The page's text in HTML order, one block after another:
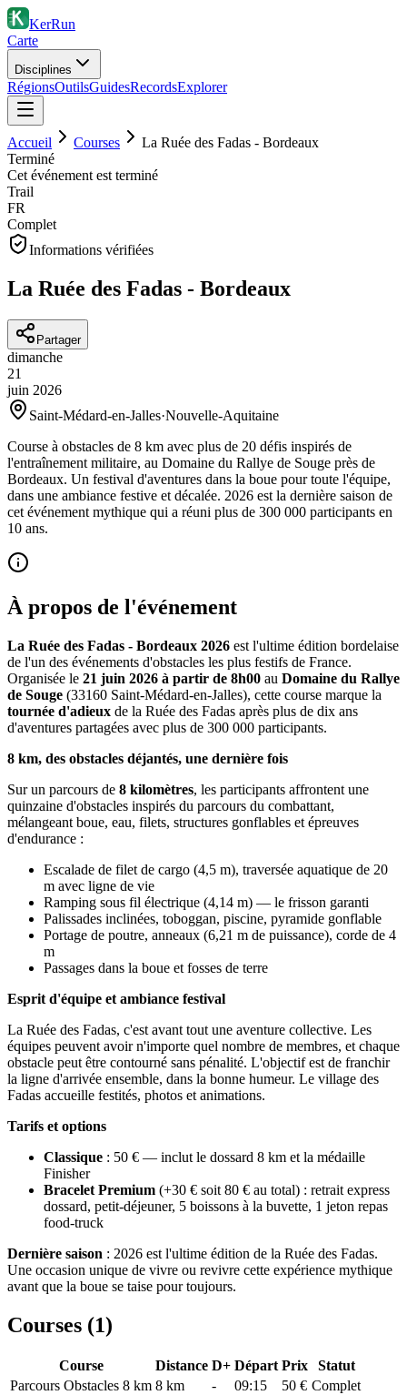
KerRun
Carte
Disciplines
RégionsOutilsGuidesRecordsExplorer
Accueil Courses
La Ruée des Fadas - Bordeaux
Terminé
Cet événement est terminé
Trail
FR
Complet
Informations vérifiées
La Ruée des Fadas - Bordeaux
Partager
dimanche
21
juin 2026
Saint-Médard-en-Jalles·Nouvelle-Aquitaine
Course à obstacles de 8 km avec plus de 20 défis inspirés de
l'entraînement militaire, au Domaine du Rallye de Souge près de
Bordeaux. Un festival d'aventures dans la boue pour toute l'équipe,
dans une ambiance festive et décalée. 2026 est la dernière saison de
cet événement mythique qui a réuni plus de 300 000 participants en
10 ans.
À propos de l'événement
La Ruée des Fadas - Bordeaux 2026 est l'ultime édition bordelaise
de l'un des événements d'obstacles les plus festifs de France.
Organisée le 21 juin 2026 à partir de 8h00 au Domaine du Rallye
de Souge (33160 Saint-Médard-en-Jalles), cette course marque la
tournée d'adieux de la Ruée des Fadas après plus de dix ans
d'aventures partagées avec plus de 300 000 participants.
8 km, des obstacles déjantés, une dernière fois
Sur un parcours de 8 kilomètres, les participants affrontent une
quinzaine d'obstacles inspirés du parcours du combattant,
mélangeant boue, eau, filets, structures gonflables et épreuves
d'endurance :
Escalade de filet de cargo (4,5 m), traversée aquatique de 20
m avec ligne de vie
Ramping sous fil électrique (4,14 m) — le frisson garanti
Palissades inclinées, toboggan, piscine, pyramide gonflable
Portage de poutre, anneaux (6,21 m de puissance), corde de 4
m
Passages dans la boue et fosses de terre
Esprit d'équipe et ambiance festival
La Ruée des Fadas, c'est avant tout une aventure collective. Les
équipes peuvent avoir n'importe quel nombre de membres, et chaque
obstacle peut être contourné sans pénalité. L'objectif est de franchir
la ligne d'arrivée ensemble, dans la bonne humeur. Le village des
Fadas accueille festités, photos et animations.
Tarifs et options
Classique : 50 € — inclut le dossard 8 km et la médaille
Finisher
Bracelet Premium (+30 € soit 80 € au total) : retrait express
dossard, petit-déjeuner, 5 boissons à la buvette, 1 jeton repas
food-truck
Dernière saison : 2026 est l'ultime édition de la Ruée des Fadas.
Une occasion unique de vivre ou revivre cette expérience mythique
avant que la boue se taise pour toujours.
Courses (1)
Course Distance D+ Départ Prix
Statut
Parcours Obstacles 8 km 8 km - 09:15 50 € Complet